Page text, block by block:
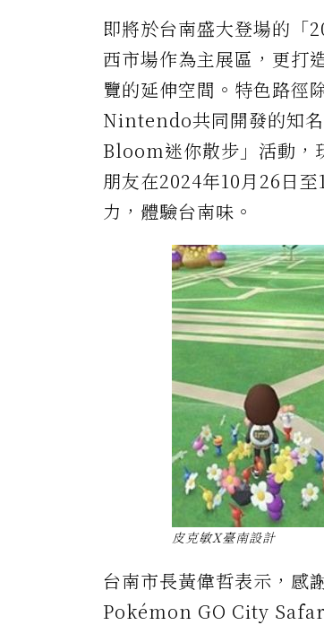
即將於台南盛大登場的「
西市場作為主展區，更打
覽的延伸空間。特色路徑
Nintendo共同開發的知
Bloom迷你散步」活動，
朋友在2024年10月26日
力，體驗台南味。
皮克敏X臺南設計
台南市長黃偉哲表示，感
Pokémon GO City